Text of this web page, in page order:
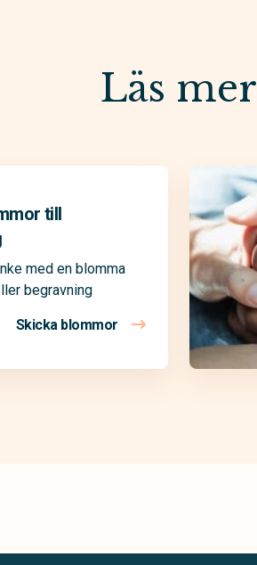
Läs mer
till
med en blomma
begravning
Skicka blommor